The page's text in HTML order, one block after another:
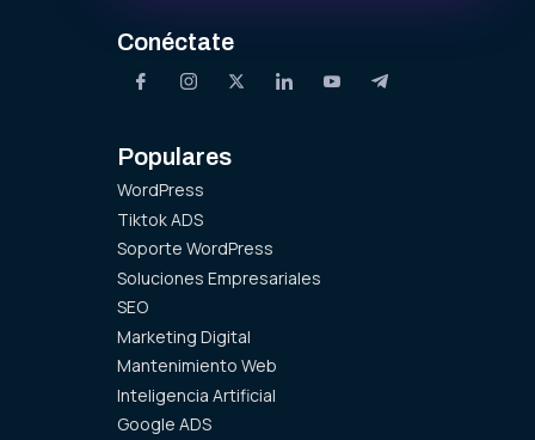
Conéctate
Populares
WordPress
Tiktok ADS
Soporte WordPress
Soluciones Empresariales
SEO
Marketing Digital
Mantenimiento Web
Inteligencia Artificial
Google ADS